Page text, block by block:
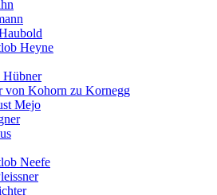
Heyne
Hübner
von Kohorn zu Kornegg
Mejo
Neefe